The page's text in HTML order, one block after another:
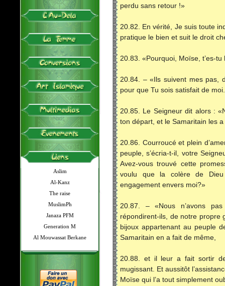
Aslim
Al-Kanz
The raise
MuslimPh
Janaza PFM
Generation M
Al Mouwassat Berkane
perdu sans retour !»
20.82. En vérité, Je suis toute
pratique le bien et suit le droit
20.83. «Pourquoi, Moïse, t’es-
20.84. – «Ils suivent mes pas,
pour que Tu sois satisfait de
20.85. Le Seigneur dit alors :
ton départ, et le Samaritain les
20.86. Courroucé et plein
peuple, s’écria-t-il, votre
Avez-vous trouvé cette
voulu que la colère de
engagement envers moi?»
20.87. – «Nous n’avons
répondirent-ils, de notre propre
bijoux appartenant au peuple
Samaritain en a fait de même,
20.88. et il leur a fait sortir
mugissant. Et aussitôt
Moïse qui l’a tout simplement